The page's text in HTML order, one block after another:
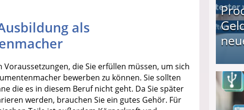
als
die Sie erfüllen müssen, um sich
bewerben zu können. Sie sollten
die es in diesem Beruf nicht geht. Da Sie später
werden, brauchen Sie ein gutes Gehör. Für
Produkttester werden und Geld verdienen ↻